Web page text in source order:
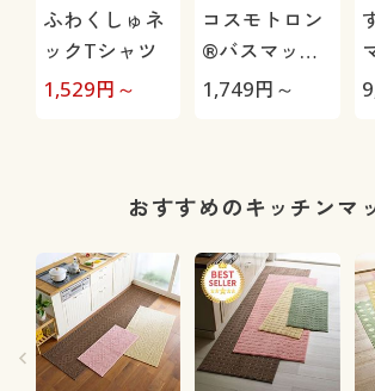
ふわくしゅネ
ックTシャツ
1,529円～
コスモトロン
®バスマット
(吸水・速乾)
1,749円～
おすすめのキッチンマ